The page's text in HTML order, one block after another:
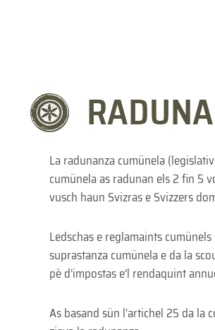
La radunanza cumünela
cumünela as radunan els 2 fin 5
vusch haun Svizras e Svizzers
Ledschas e reglamaints
suprastanza cumünela e da la
pè d’impostas e’l rendaquint
As basand sün l'artichel 25 da la